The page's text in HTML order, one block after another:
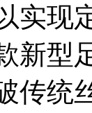
实现
新型
传统